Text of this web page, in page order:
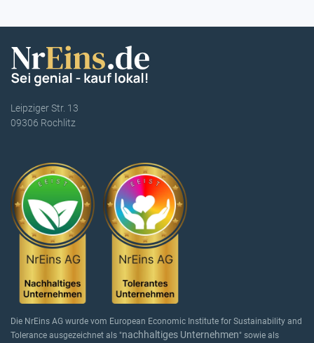
Leipziger Str. 13
09306 Rochlitz
Die NrEins AG wurde vom European Economic Institute for Sustainability and
Tolerance ausgezeichnet als "nachhaltiges Unternehmen" sowie als